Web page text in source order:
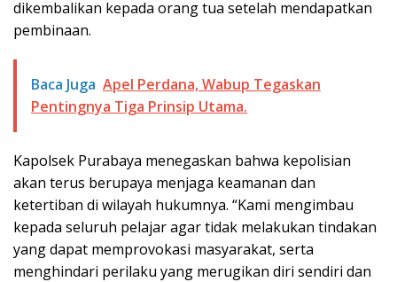
dikembalikan kepada orang tua setelah mendapatkan
pembinaan.
Baca Juga Apel Perdana, Wabup Tegaskan
Pentingnya Tiga Prinsip Utama.
Kapolsek Purabaya menegaskan bahwa kepolisian
akan terus berupaya menjaga keamanan dan
ketertiban di wilayah hukumnya. “Kami mengimbau
kepada seluruh pelajar agar tidak melakukan tindakan
yang dapat memprovokasi masyarakat, serta
menghindari perilaku yang merugikan diri sendiri dan